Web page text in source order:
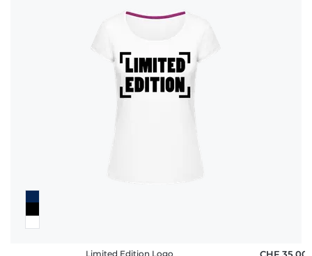
Limited Edition Logo
CHF 35,00